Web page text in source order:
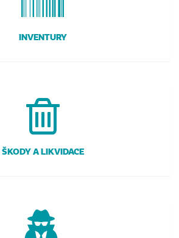
INVENTURY
ŠKODY A LIKVIDACE